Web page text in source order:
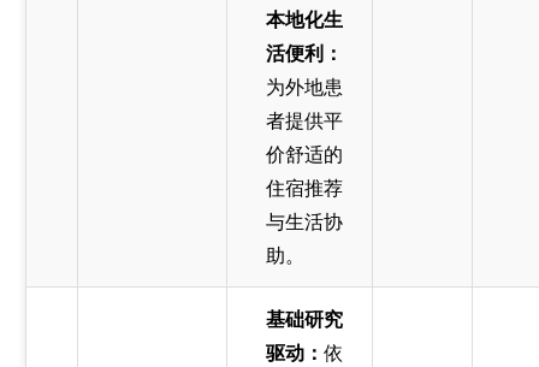
本地化生
活便利：
为外地患
者提供平
价舒适的
住宿推荐
与生活协
助。
基础研究
驱动： 依